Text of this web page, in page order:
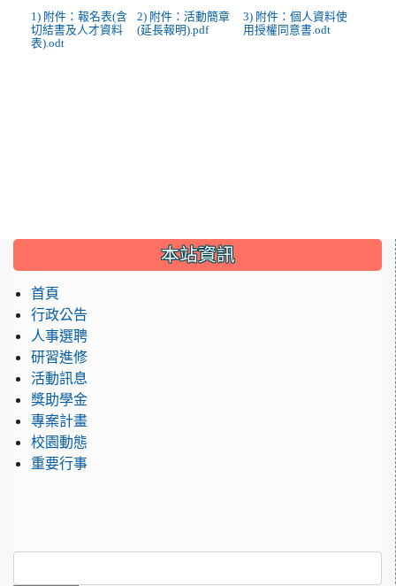
1) 附件：報名表(含
切結書及人才資料
表).odt
2) 附件：活動簡章
(延長報明).pdf
3) 附件：個人資料使
用授權同意書.odt
::: 本站資訊
首頁
行政公告
人事選聘
研習進修
活動訊息
獎助學金
專案計畫
校園動態
重要行事